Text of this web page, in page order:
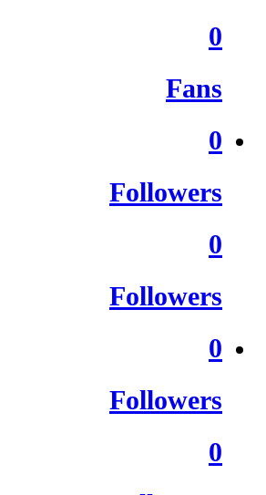
0
Fans
0
Followers
0
Followers
0
Followers
0